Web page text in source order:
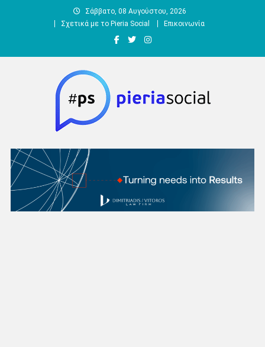
Σάββατο, 08 Αυγούστου, 2026
Σχετικά με το Pieria Social
Επικοινωνία
Pieria Social